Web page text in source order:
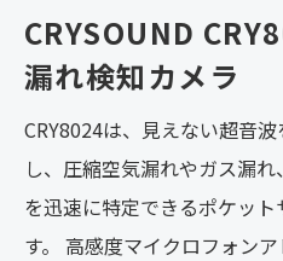
CRYSOUND
漏れ検知カメラ
CRY8024は、見えない超音
し、圧縮空気漏れやガス漏
を迅速に特定できるポケッ
す。 高感度マイクロフォン